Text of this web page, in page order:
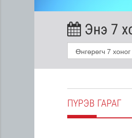
Энэ 7
ПҮРЭВ ГАРАГ